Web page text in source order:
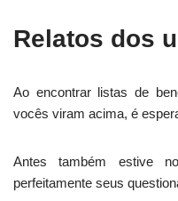
Relatos dos
Ao encontrar listas de
vocês viram acima, é
Antes também estive
perfeitamente seus